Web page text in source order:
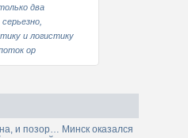
два
и логистику
ор
и позор… Минск оказался